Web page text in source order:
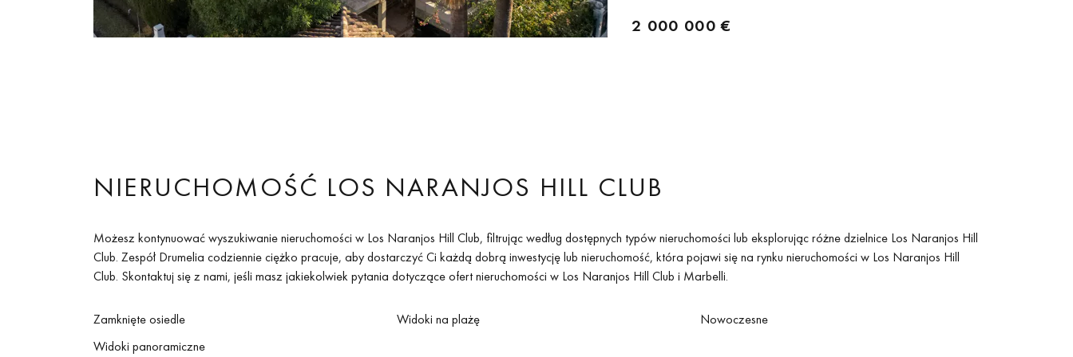
2 000 000 €
NIERUCHOMOŚĆ LOS NARANJOS HILL CLUB
Możesz kontynuować wyszukiwanie nieruchomości w Los Naranjos Hill Club, filtrując według dostępnych typów nieruchomości lub eksplorując różne dzielnice Los Naranjos Hill
Club. Zespół Drumelia codziennie ciężko pracuje, aby dostarczyć Ci każdą dobrą inwestycję lub nieruchomość, która pojawi się na rynku nieruchomości w Los Naranjos Hill
Club. Skontaktuj się z nami, jeśli masz jakiekolwiek pytania dotyczące ofert nieruchomości w Los Naranjos Hill Club i Marbelli.
Zamknięte osiedle Widoki na plażę
Nowoczesne
Widoki panoramiczne